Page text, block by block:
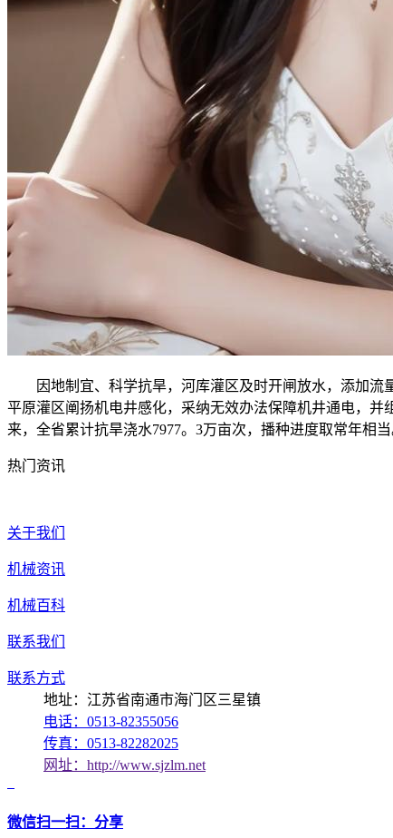
因地制宜、科学抗旱，河库灌区及时开闸放水，添加流量
平原灌区阐扬机电井感化，采纳无效办法保障机井通电，
来，全省累计抗旱浇水7977。3万亩次，播种进度取常年相当
热门资讯
关于我们
机械资讯
机械百科
联系我们
联系方式
地址：江苏省南通市海门区三星镇
电话：0513-82355056
传真：0513-82282025
网址：http://www.sjzlm.net
微信扫一扫：分享